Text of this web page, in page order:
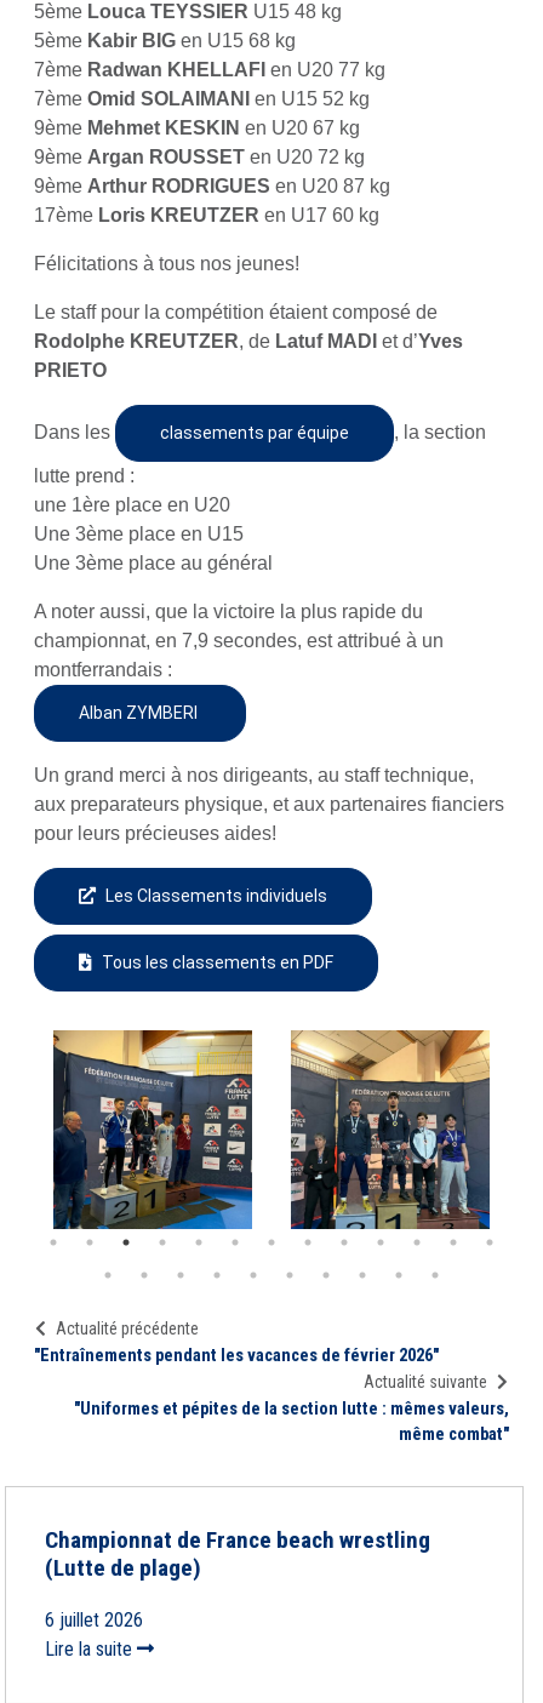
5ème Louca TEYSSIER U15 48 kg
5ème Kabir BIG en U15 68 kg
7ème Radwan KHELLAFI en U20 77 kg
7ème Omid SOLAIMANI
en U15 52 kg
9ème Mehmet KESKIN en U20 67 kg
9ème Argan ROUSSET en U20 72 kg
9ème Arthur RODRIGUES en U20 87 kg
17ème Loris KREUTZER en U17 60 kg
Félicitations à tous nos jeunes!
Le staff pour la compétition étaient composé de
Rodolphe KREUTZER, de Latuf MADI et d’Yves
PRIETO
Dans les classements par équipe , la section
lutte prend :
une 1ère place en U20
Une 3ème place en U15
Une 3ème place au général
A noter aussi, que la victoire la plus rapide du
championnat, en 7,9 secondes, est attribué à un
montferrandais :
Alban ZYMBERI
Un grand merci à nos dirigeants, au staff technique,
aux preparateurs physique, et aux partenaires fianciers
pour leurs précieuses aides!
Les Classements individuels
Tous les classements en PDF
Actualité précédente
"Entraînements pendant les vacances de février 2026"
Actualité suivante
"Uniformes et pépites de la section lutte : mêmes valeurs,
même combat"
Championnat de France beach wrestling
(Lutte de plage)
6 juillet 2026
Lire la suite